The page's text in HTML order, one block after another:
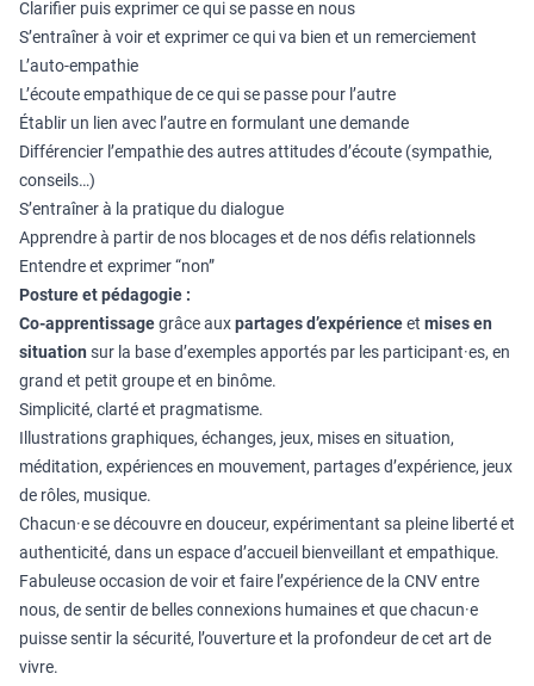
Clarifier puis exprimer ce qui se passe en nous
S’entraîner à voir et exprimer ce qui va bien et un remerciement
L’auto-empathie
L’écoute empathique de ce qui se passe pour l’autre
Établir un lien avec l’autre en formulant une demande
Différencier l’empathie des autres attitudes d’écoute (sympathie,
conseils…)
S’entraîner à la pratique du dialogue
Apprendre à partir de nos blocages et de nos défis relationnels
Entendre et exprimer “non”
Posture et pédagogie :
Co-apprentissagegrâce auxpartages d’expérienceet mises en
situation sur la base d’exemples apportés par les participant·es, en
grand et petit groupe et en binôme.
Simplicité, clarté et pragmatisme.
Illustrations graphiques, échanges, jeux, mises en situation,
méditation, expériences en mouvement, partages d’expérience, jeux
de rôles, musique.
Chacun·e se découvre en douceur, expérimentant sa pleine liberté et
authenticité, dans un espace d’accueil bienveillant et empathique.
Fabuleuse occasion de voir et faire l’expérience de la CNV entre
nous, de sentir de belles connexions humaines et que chacun·e
puisse sentir la sécurité, l’ouverture et la profondeur de cet art de
vivre.